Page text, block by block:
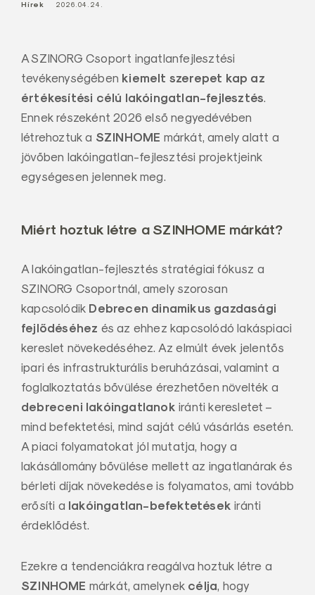
a
Z
r
t
.
Hírek 2026.04.24.
A SZINORG Csoport ingatlanfejlesztési
tevékenységében kiemelt szerepet kap az
értékesítési célú lakóingatlan-fejlesztés.
Ennek részeként 2026 első negyedévében
létrehoztuk a SZINHOME márkát, amely alatt a
jövőben lakóingatlan-fejlesztési projektjeink
egységesen jelennek meg.
Miért hoztuk létre a SZINHOME márkát?
A lakóingatlan-fejlesztés stratégiai fókusz a
SZINORG Csoportnál, amely szorosan
kapcsolódik Debrecen dinamikus gazdasági
fejlődéséhez és az ehhez kapcsolódó lakáspiaci
kereslet növekedéséhez. Az elmúlt évek jelentős
ipari és infrastrukturális beruházásai, valamint a
foglalkoztatás bővülése érezhetően növelték a
debreceni lakóingatlanok iránti keresletet –
mind befektetési, mind saját célú vásárlás esetén.
A piaci folyamatokat jól mutatja, hogy a
lakásállomány bővülése mellett az ingatlanárak és
bérleti díjak növekedése is folyamatos, ami tovább
erősíti a lakóingatlan-befektetések iránti
érdeklődést.
Ezekre a tendenciákra reagálva hoztuk létre a
SZINHOME márkát, amelynek célja, hogy